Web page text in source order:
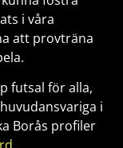
i våra
att provträna
futsal för alla,
i
Borås profiler